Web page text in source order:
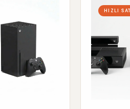
HIZLI